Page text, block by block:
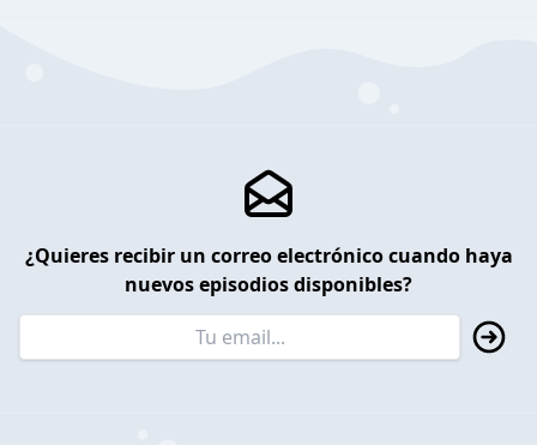
¿Quieres recibir un correo electrónico cuando haya
nuevos episodios disponibles?